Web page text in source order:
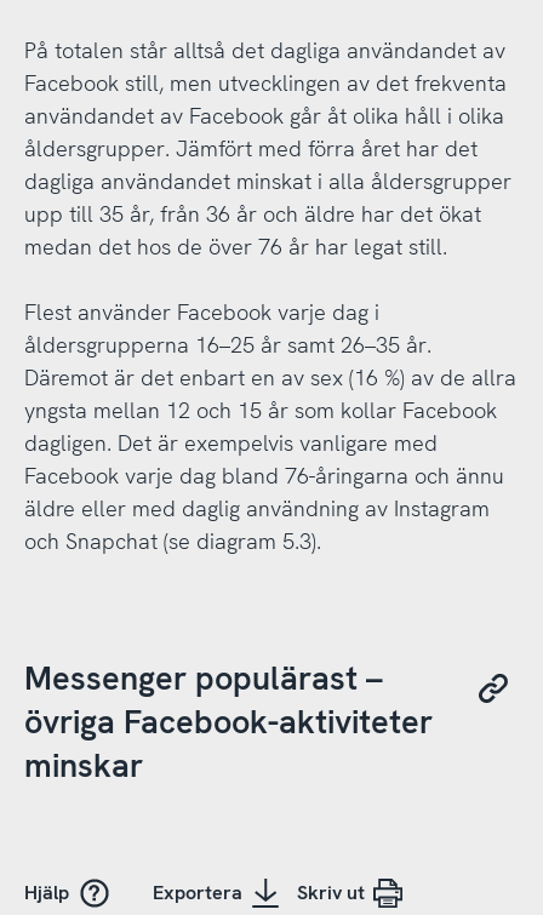
På totalen står alltså det dagliga användandet av
Facebook still, men utvecklingen av det frekventa
användandet av Facebook går åt olika håll i olika
åldersgrupper. Jämfört med förra året har det
dagliga användandet minskat i alla åldersgrupper
upp till 35 år, från 36 år och äldre har det ökat
medan det hos de över 76 år har legat still.
Flest använder Facebook varje dag i
åldersgrupperna 16–25 år samt 26–35 år.
Däremot är det enbart en av sex (16 %) av de allra
yngsta mellan 12 och 15 år som kollar Facebook
dagligen. Det är exempelvis vanligare med
Facebook varje dag bland 76-åringarna och ännu
äldre eller med daglig användning av Instagram
och Snapchat (se diagram 5.3).
Messenger populärast –
övriga Facebook-aktiviteter
minskar
Hjälp Exportera Skriv ut